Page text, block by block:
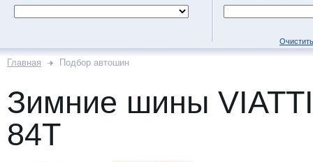
Главная Подбор автошин
Зимние шины
84T